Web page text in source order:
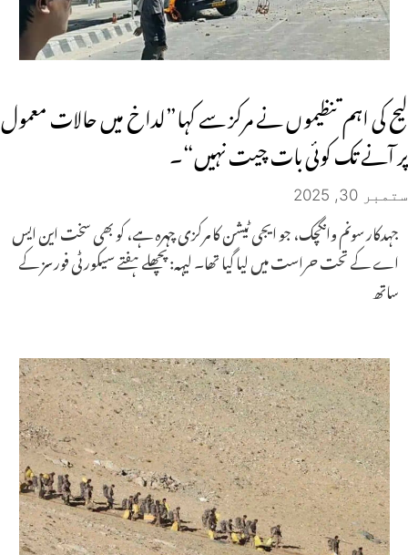
لیح کی اہم تنظیموں نے مرکز سے کہا”لداخ میں حالات معمول
پر آنے تک کوئی بات چیت نہیں“۔
ستمبر 30, 2025
جہدکار سونم وانگچک، جو ایجی ٹیشن کا مرکزی چہرہ ہے، کو بھی سخت این ایس
اے کے تحت حراست میں لیا گیا تھا۔ لیہہ: پچھلے ہفتے سیکورٹی فورسز کے
ساتھ